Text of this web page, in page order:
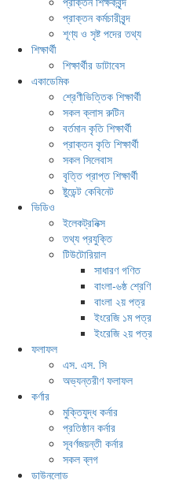
প্রাক্তন কর্মচারীবৃন্দ
শূণ্য ও সৃষ্ট পদের তথ্য
শিক্ষার্থী
শিক্ষার্থীর ডাটাবেস
একাডেমিক
শ্রেণীভিত্তিক শিক্ষার্থী
সকল ক্লাস রুটিন
বর্তমান কৃতি শিক্ষার্থী
প্রাক্তন কৃতি শিক্ষার্থী
সকল সিলেবাস
বৃত্তি প্রাপ্ত শিক্ষার্থী
ষ্টুডেন্ট কেবিনেট
ভিডিও
ইলেকট্রনিক্স
তথ্য প্রযুক্তি
টিউটোরিয়াল
সাধারণ গণিত
বাংলা-৬ষ্ঠ শ্রেণি
বাংলা ২য় পত্র
ইংরেজি ১ম পত্র
ইংরেজি ২য় পত্র
ফলাফল
এস. এস. সি
অভ্যন্তরীণ ফলাফল
কর্ণার
মুক্তিযুদ্ধ কর্নার
প্রতিষ্ঠান কর্নার
সূবর্ণজয়ন্তী কর্নার
সকল ব্লগ
ডাউনলোড